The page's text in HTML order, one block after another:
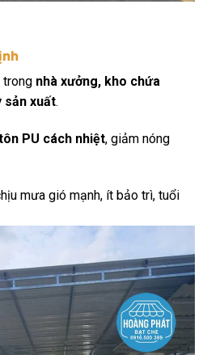
nhà xưởng, kho chứa
sản xuất.
PU cách nhiệt, giảm nóng
mưa gió mạnh, ít bảo trì, tuổi